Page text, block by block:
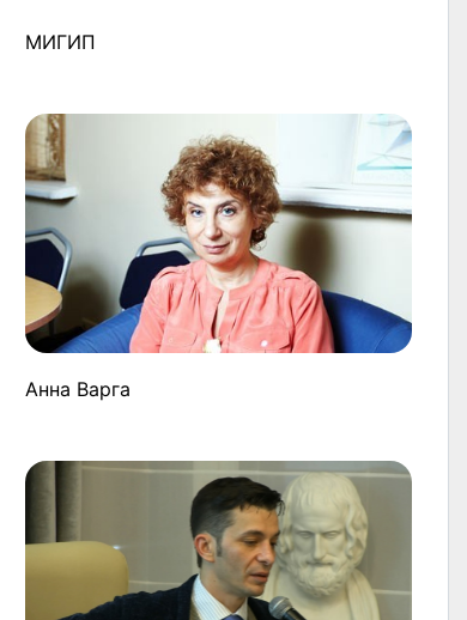
МИГИП
Анна Варга